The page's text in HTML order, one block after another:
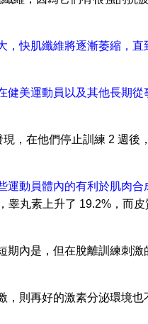
，快肌纖維將逐漸萎縮，
健美運動員以及其他長期
，在他們停止訓練 2 週後
運動員體內的有利於肌肉合
睾丸素上升了 19.2%，而
期內是，但在脫離訓練刺
，則再好的激素分泌環境